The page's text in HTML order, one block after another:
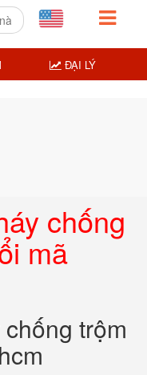
chống
mã
trộm
ĐẠI LÝ